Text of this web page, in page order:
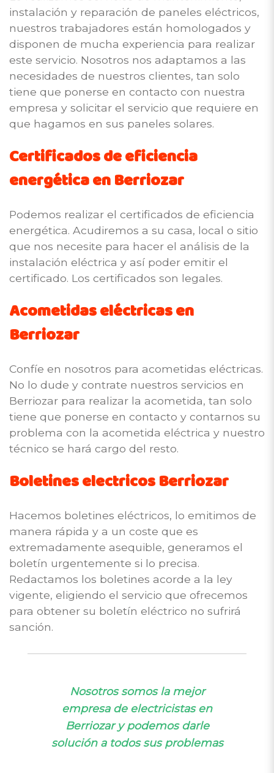
instalación y reparación de paneles eléctricos,
nuestros trabajadores están homologados y
disponen de mucha experiencia para realizar
este servicio. Nosotros nos adaptamos a las
necesidades de nuestros clientes, tan solo
tiene que ponerse en contacto con nuestra
empresa y solicitar el servicio que requiere en
que hagamos en sus paneles solares.
Certificados de eficiencia
energética en Berriozar
Podemos realizar el certificados de eficiencia
energética. Acudiremos a su casa, local o sitio
que nos necesite para hacer el análisis de la
instalación eléctrica y así poder emitir el
certificado. Los certificados son legales.
Acometidas eléctricas en
Berriozar
Confíe en nosotros para acometidas eléctricas.
No lo dude y contrate nuestros servicios en
Berriozar para realizar la acometida, tan solo
tiene que ponerse en contacto y contarnos su
problema con la acometida eléctrica y nuestro
técnico se hará cargo del resto.
Boletines electricos Berriozar
Hacemos boletines eléctricos, lo emitimos de
manera rápida y a un coste que es
extremadamente asequible, generamos el
boletín urgentemente si lo precisa.
Redactamos los boletines acorde a la ley
vigente, eligiendo el servicio que ofrecemos
para obtener su boletín eléctrico no sufrirá
sanción.
Nosotros somos la mejor
empresa de electricistas en
Berriozar y podemos darle
solución a todos sus problemas